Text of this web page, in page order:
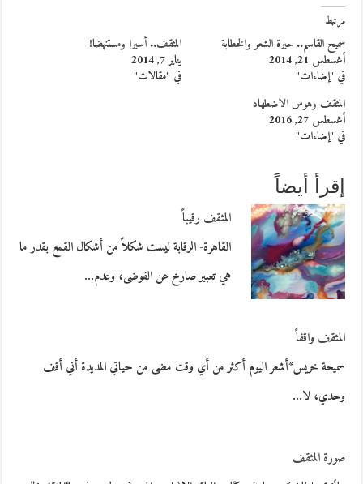
مرتبط
سميح القاسم.. حيرة الشعر والخطابة
أغسطس 21, 2014
في "إضاءات"
المثقف.. أسيرا ومستنهضا!
يناير 7, 2014
في "مقالات"
المثقف وهوس الاضطهاد
أغسطس 27, 2016
في "إضاءات"
إقرأ أيضاً
المثقف رقيباً
القاهرة- الرقابة ليست شكلاً من أشكال القمع بقدر ما
هي تعبير صارخ عن الفوضى، وعدم…
المثقف واقفاً
سميحة خريس*أشعر اليوم أكثر من أي وقت مضى من حياتي المديدة أني أقف
وحدي، لا…
صورة المثقف